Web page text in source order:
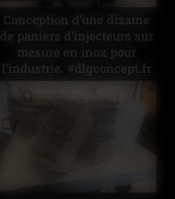
Conception d’une dizaine
de paniers d’injecteurs sur
mesure en inox pour
l’industrie. #dlgconcept.fr